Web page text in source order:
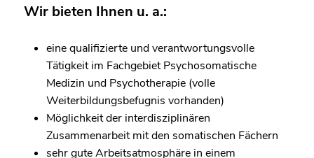
Wir bieten Ihnen u. a.:
eine qualifizierte und verantwortungsvolle
Tätigkeit im Fachgebiet Psychosomatische
Medizin und Psychotherapie (volle
Weiterbildungsbefugnis vorhanden)
Möglichkeit der interdisziplinären
Zusammenarbeit mit den somatischen Fächern
sehr gute Arbeitsatmosphäre in einem